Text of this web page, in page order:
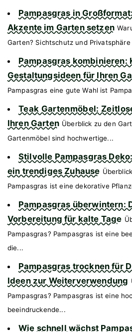
Pampasgras in
Akzente im Garten setzen
Garten? Sichtschutz und
Pampasgras kombinieren:
Gestaltungsideen für Ihren
Pampasgras eine gute Wahl ist
Teak Gartenmöbel:
Ihren Garten Überblick zu den
Gartenmöbel sind hochwertige...
Stilvolle Pampasgras
ein trendiges Zuhause
Pampasgras ist eine dekorative
Pampasgras überwintern:
Vorbereitung für kalte Tage
Pampasgras? Pampasgras ist eine
die...
Pampasgras trocknen für
Ideen zur Weiterverwendung
Pampasgras? Pampasgras ist eine
beeindruckende...
Wie schnell wächst